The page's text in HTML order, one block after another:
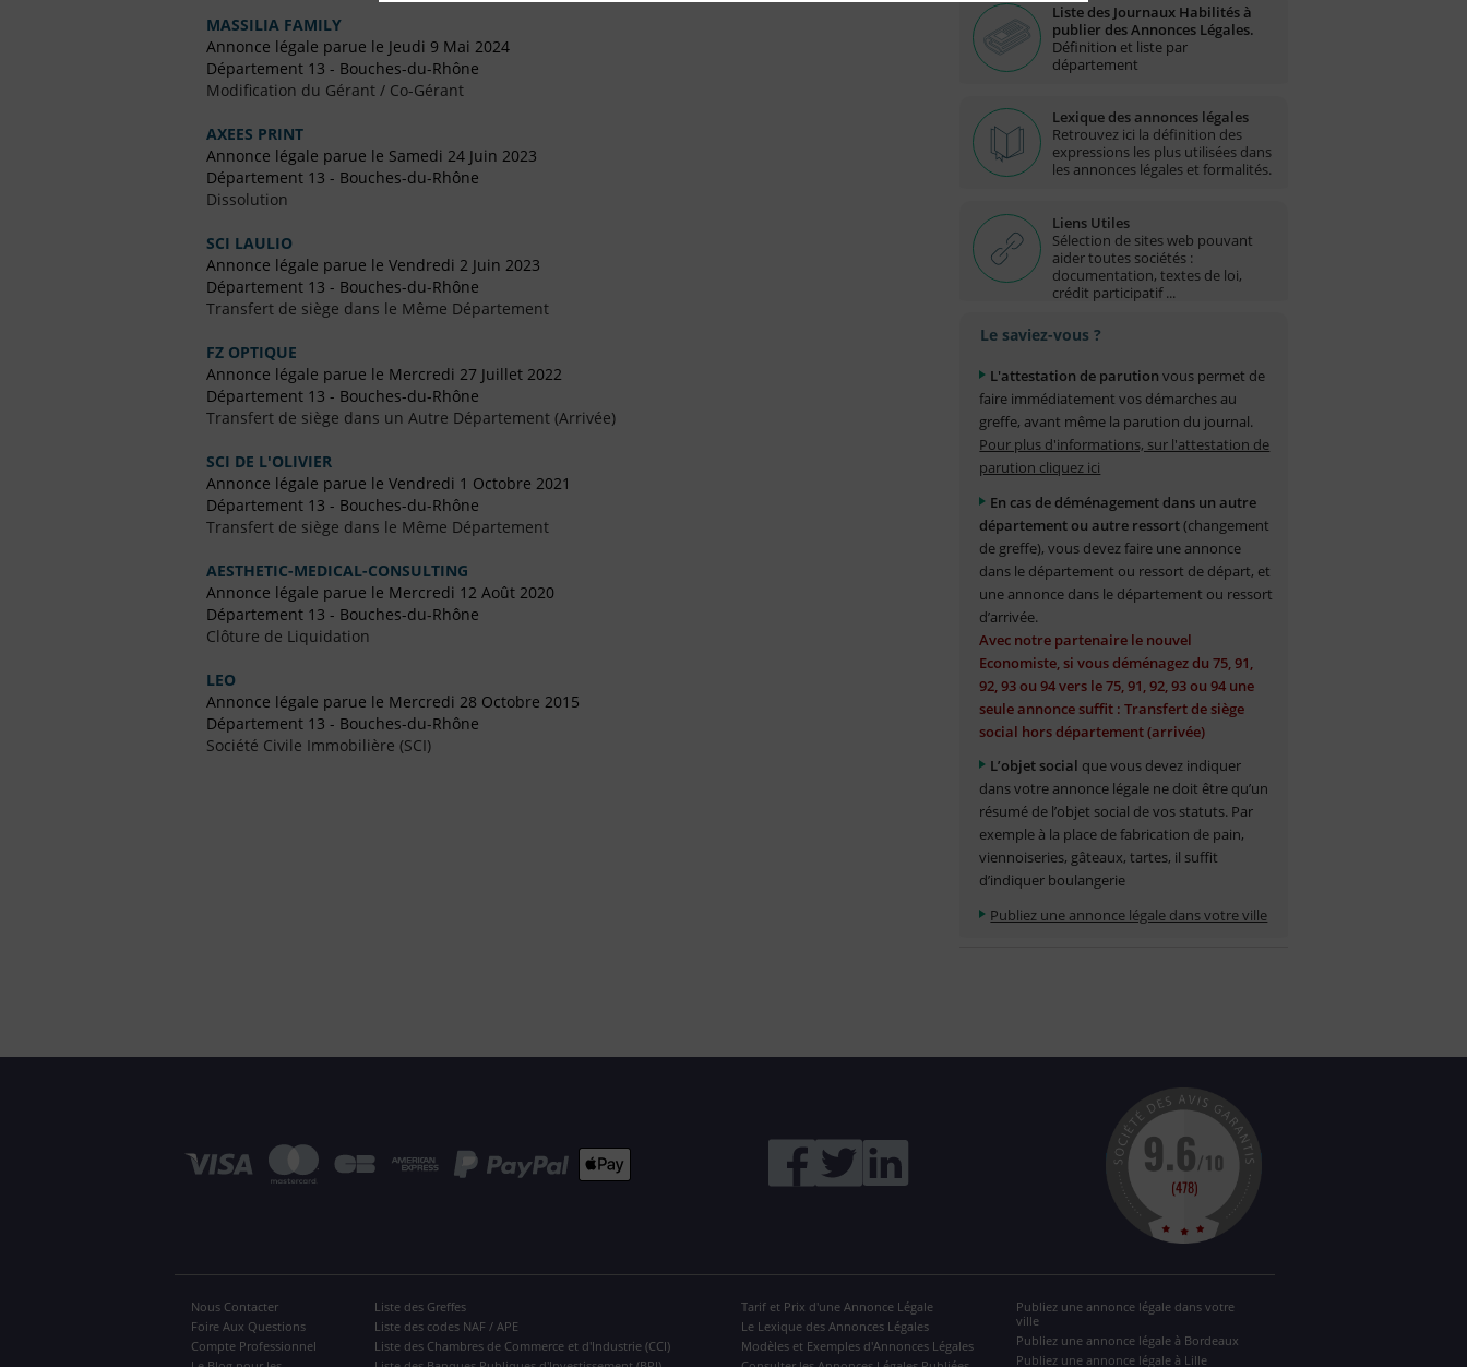
MASSILIA FAMILY
Annonce légale parue le Jeudi 9 Mai 2024
Département 13 - Bouches-du-Rhône
Modification du Gérant / Co-Gérant
AXEES PRINT
Annonce légale parue le Samedi 24 Juin 2023
Département 13 - Bouches-du-Rhône
Dissolution
SCI LAULIO
Annonce légale parue le Vendredi 2 Juin 2023
Département 13 - Bouches-du-Rhône
Transfert de siège dans le Même Département
FZ OPTIQUE
Annonce légale parue le Mercredi 27 Juillet 2022
Département 13 - Bouches-du-Rhône
Transfert de siège dans un Autre Département (Arrivée)
SCI DE L'OLIVIER
Annonce légale parue le Vendredi 1 Octobre 2021
Département 13 - Bouches-du-Rhône
Transfert de siège dans le Même Département
AESTHETIC-MEDICAL-CONSULTING
Annonce légale parue le Mercredi 12 Août 2020
Département 13 - Bouches-du-Rhône
Clôture de Liquidation
LEO
Annonce légale parue le Mercredi 28 Octobre 2015
Département 13 - Bouches-du-Rhône
Société Civile Immobilière (SCI)
Liste des Journaux Habilités à
publier des Annonces Légales.
Définition et liste par
département
Lexique des annonces légales
Retrouvez ici la définition des
expressions les plus utilisées dans
les annonces légales et formalités.
Liens Utiles
Sélection de sites web pouvant
aider toutes sociétés :
documentation, textes de loi,
crédit participatif ...
Le saviez-vous ?
L'attestation de parution vous permet de
faire immédiatement vos démarches au
greffe, avant même la parution du journal.
Pour plus d'informations, sur l'attestation de
parution cliquez ici
En cas de déménagement dans un autre
département ou autre ressort(changement
de greffe), vous devez faire une annonce
dans le département ou ressort de départ, et
une annonce dans le département ou ressort
d’arrivée.
Avec notre partenaire le nouvel
Economiste, si vous déménagez du 75, 91,
92, 93 ou 94 vers le 75, 91, 92, 93 ou 94 une
seule annonce suffit : Transfert de siège
social hors département (arrivée)
L’objet social que vous devez indiquer
dans votre annonce légale ne doit être qu’un
résumé de l’objet social de vos statuts. Par
exemple à la place de fabrication de pain,
viennoiseries, gâteaux, tartes, il suffit
d’indiquer boulangerie
Publiez une annonce légale dans votre ville
Nous Contacter
Foire Aux Questions
Compte Professionnel
Liste des Greffes
Liste des codes NAF / APE
Liste des Chambres de Commerce et d'Industrie (CCI)
Tarif et Prix d'une Annonce Légale
Le Lexique des Annonces Légales
Modèles et Exemples d'Annonces Légales
Publiez une annonce légale dans votre
ville
Publiez une annonce légale à Bordeaux
Publiez une annonce légale à Lille